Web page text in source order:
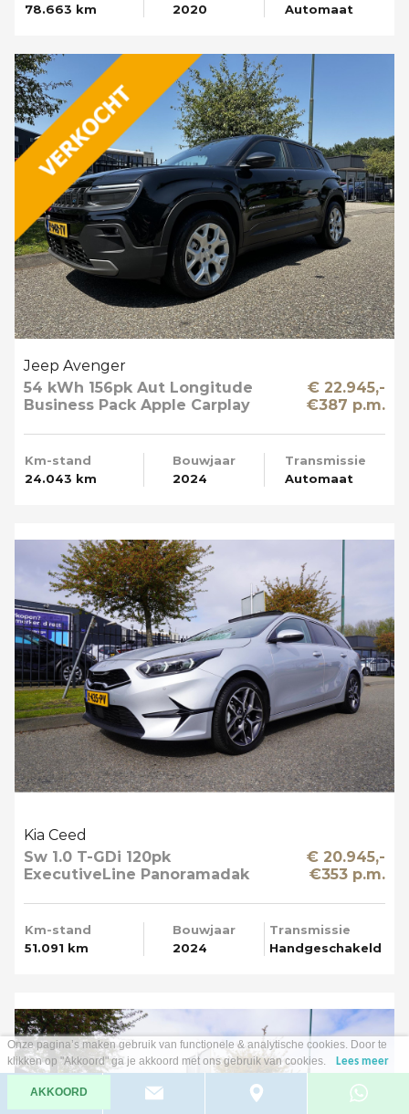
78.663 km
2020
Automaat
Jeep Avenger
54 kWh 156pk Aut Longitude
Business Pack Apple Carplay
€ 22.945,-
€387 p.m.
Km-stand
24.043 km
Bouwjaar
2024
Transmissie
Automaat
Kia Ceed
Sw 1.0 T-GDi 120pk
ExecutiveLine Panoramadak
€ 20.945,-
€353 p.m.
Km-stand
51.091 km
Bouwjaar
2024
Transmissie
Handgeschakeld
Onze pagina’s maken gebruik van functionele & analytische cookies. Door te
klikken op "Akkoord" ga je akkoord met ons gebruik van cookies.
Lees meer
AKKOORD